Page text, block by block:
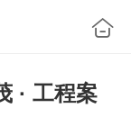
· 工程案